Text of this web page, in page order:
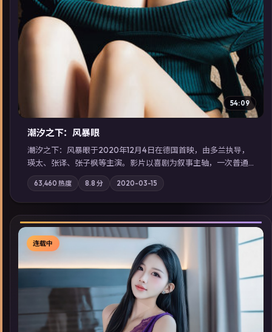
54:09
潮汐之下：风暴眼
潮汐之下：风暴眼于2020年12月4日在德国首映，由多兰执导，
瑛太、张译、张子枫等主演。影片以喜剧为叙事主轴，一次普通
通勤演变成全城关注的生死营救；摄影与配乐强化地域气质；站
内亦可通过「国产免费观看高清电视剧在线看」延展检索同类型
高分佳作，畅享高清在线追剧体验。
63,460 热度 8.8 分 2020-03-15
▶
连载中